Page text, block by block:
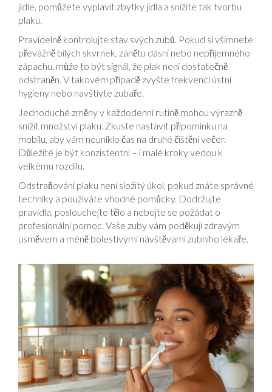
jídle, pomůžete vyplavit zbytky jídla a snížíte tak tvorbu
plaku.
Pravidelně kontrolujte stav svých zubů. Pokud si všimnete
převážně bílých skvrnek, zánětu dásní nebo nepříjemného
zápachu, může to být signál, že plak není dostatečně
odstraněn. V takovém případě zvyšte frekvenci ústní
hygieny nebo navštivte zubaře.
Jednoduché změny v každodenní rutině mohou výrazně
snížit množství plaku. Zkuste nastavit připomínku na
mobilu, aby vám neuniklo čas na druhé čištění večer.
Důležité je být konzistentní – i malé kroky vedou k
velkému rozdílu.
Odstraňování plaku není složitý úkol, pokud znáte správné
techniky a používáte vhodné pomůcky. Dodržujte
pravidla, poslouchejte tělo a nebojte se požádat o
profesionální pomoc. Vaše zuby vám poděkují zdravým
úsměvem a méně bolestivými návštěvami zubního lékaře.